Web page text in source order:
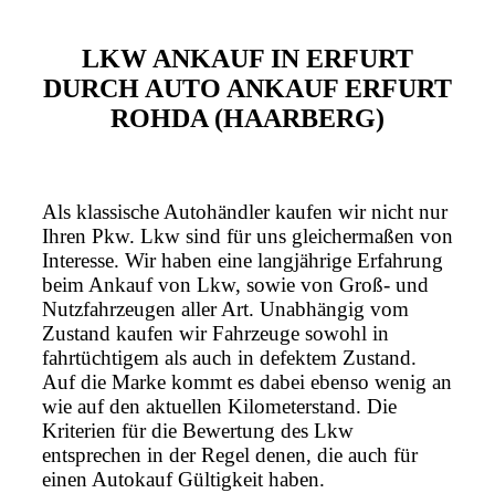
LKW ANKAUF IN ERFURT
DURCH AUTO ANKAUF ERFURT
ROHDA (HAARBERG)
Als klassische Autohändler kaufen wir nicht nur
Ihren Pkw. Lkw sind für uns gleichermaßen von
Interesse. Wir haben eine langjährige Erfahrung
beim Ankauf von Lkw, sowie von Groß- und
Nutzfahrzeugen aller Art. Unabhängig vom
Zustand kaufen wir Fahrzeuge sowohl in
fahrtüchtigem als auch in defektem Zustand.
Auf die Marke kommt es dabei ebenso wenig an
wie auf den aktuellen Kilometerstand. Die
Kriterien für die Bewertung des Lkw
entsprechen in der Regel denen, die auch für
einen Autokauf Gültigkeit haben.